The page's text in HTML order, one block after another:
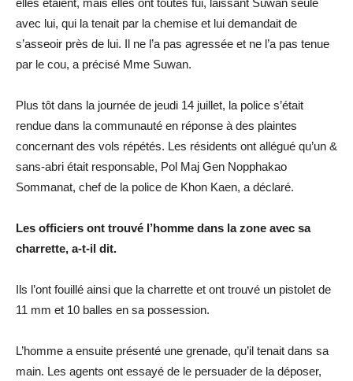
elles étaient, mais elles ont toutes fui, laissant Suwan seule
avec lui, qui la tenait par la chemise et lui demandait de
s’asseoir près de lui. Il ne l’a pas agressée et ne l’a pas tenue
par le cou, a précisé Mme Suwan.
Plus tôt dans la journée de jeudi 14 juillet, la police s’était
rendue dans la communauté en réponse à des plaintes
concernant des vols répétés. Les résidents ont allégué qu’un &
sans-abri était responsable, Pol Maj Gen Nopphakao
Sommanat, chef de la police de Khon Kaen, a déclaré.
Les officiers ont trouvé l’homme dans la zone avec sa
charrette, a-t-il dit.
Ils l’ont fouillé ainsi que la charrette et ont trouvé un pistolet de
11 mm et 10 balles en sa possession.
L’homme a ensuite présenté une grenade, qu’il tenait dans sa
main. Les agents ont essayé de le persuader de la déposer,